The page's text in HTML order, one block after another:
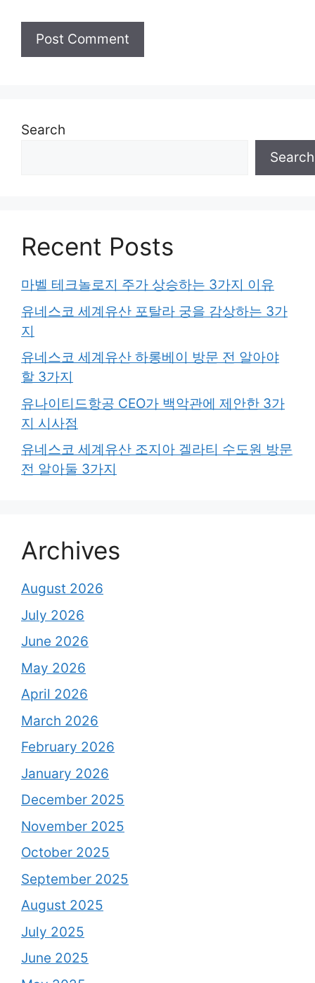
Search
Search
Recent Posts
마벨 테크놀로지 주가 상승하는 3가지 이유
유네스코 세계유산 포탈라 궁을 감상하는 3가
지
유네스코 세계유산 하롱베이 방문 전 알아야
할 3가지
유나이티드항공 CEO가 백악관에 제안한 3가
지 시사점
유네스코 세계유산 조지아 겔라티 수도원 방문
전 알아둘 3가지
Archives
August 2026
July 2026
June 2026
May 2026
April 2026
March 2026
February 2026
January 2026
December 2025
November 2025
October 2025
September 2025
August 2025
July 2025
June 2025